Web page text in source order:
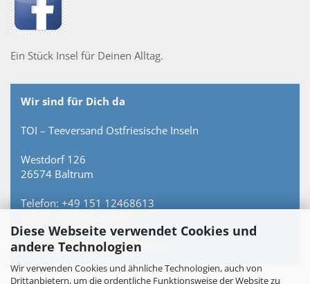
Diese Webseite verwendet Cookies und
andere Technologien
Wir verwenden Cookies und ähnliche Technologien, auch von
Drittanbietern, um die ordentliche Funktionsweise der Website zu
Ein Stück Insel für Deinen Alltag.
Wir sind für Dich da
TOI – Teeversand Ostfriesische Inseln
Westdorf 126
26574 Baltrum
Telefon: +49 151 12468613
Persönlich erreichbar – keine Hotline.